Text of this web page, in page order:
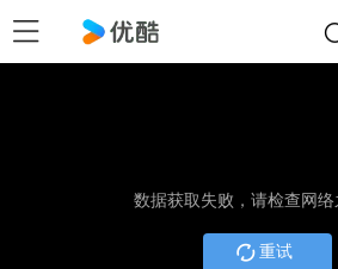
数据获取失败，请检查网
重试